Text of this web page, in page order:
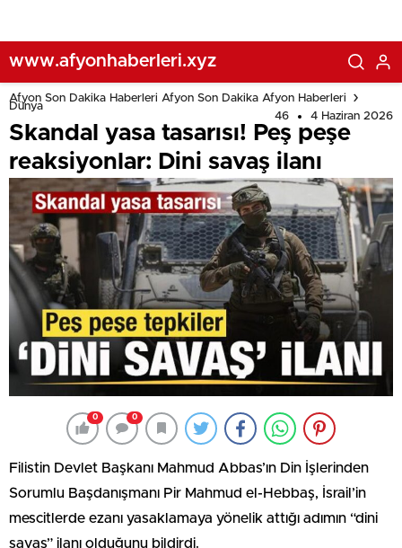
www.afyonhaberleri.xyz
Afyon Son Dakika Haberleri Afyon Son Dakika Afyon Haberleri
Dünya
46
4 Haziran 2026
Skandal yasa tasarısı! Peş peşe
reaksiyonlar: Dini savaş ilanı
0 0
Filistin Devlet Başkanı Mahmud Abbas’ın Din İşlerinden
Sorumlu Başdanışmanı Pir Mahmud el-Hebbaş, İsrail’in
mescitlerde ezanı yasaklamaya yönelik attığı adımın “dini
savaş” ilanı olduğunu bildirdi.